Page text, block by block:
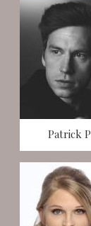
Patrick P
Sivut